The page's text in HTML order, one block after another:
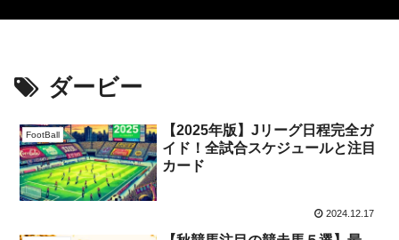
ダービー
FootBall
【2025年版】Jリーグ日程完全ガ
イド！全試合スケジュールと注目
カード
2024.12.17